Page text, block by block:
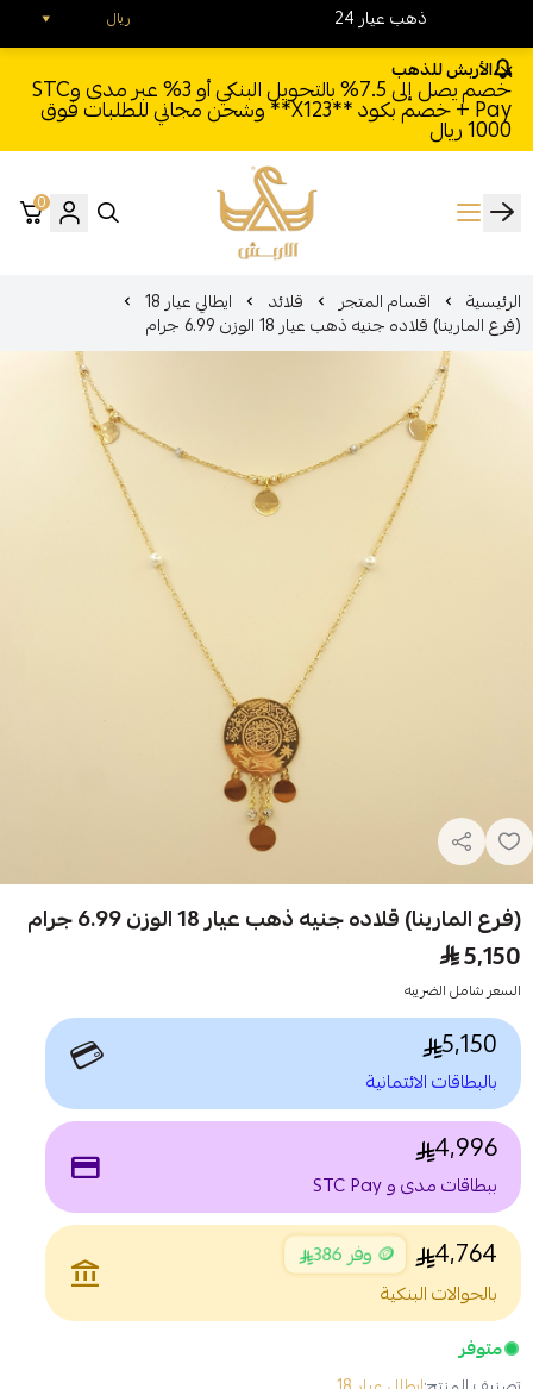
الأربش للذهب
خصم يصل إلى 7.5% بالتحويل البنكي أو 3% عبر مدى وSTC
Pay + خصم بكود **X123** وشحن مجاني للطلبات فوق
1000 ريال
الأربش للذهب
0
الرئيسية اقسام المتجر قلائد ايطالي عيار 18
(فرع المارينا) قلاده جنيه ذهب عيار 18 الوزن 6.99 جرام
(فرع المارينا) قلاده جنيه ذهب عيار 18 الوزن 6.99 جرام
5,150
السعر شامل الضريبه
5,150
بالبطاقات الائتمانية 💳
4,996
ببطاقات مدى و STC Pay payment
4,764 🪙 وفر 386
بالحوالات البنكية
account_balance
متوفر
24 ذهب عيار ريال